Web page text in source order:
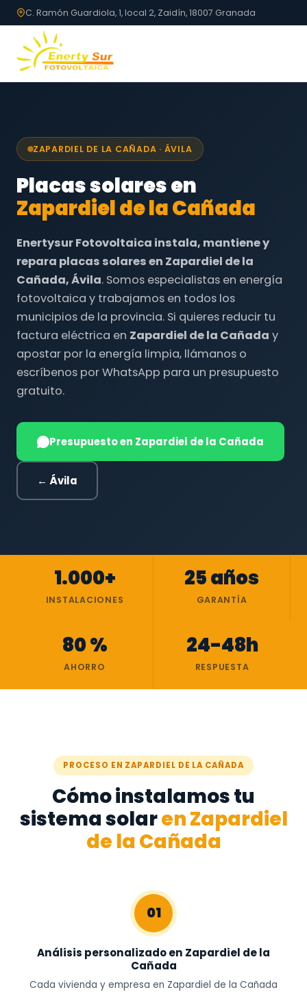
C. Ramón Guardiola, 1, local 2, Zaidín, 18007 Granada
ZAPARDIEL DE LA CAÑADA · ÁVILA
Placas solares en
Zapardiel de la Cañada
Enertysur Fotovoltaica instala, mantiene y
repara placas solares en Zapardiel de la
Cañada, Ávila. Somos especialistas en energía
fotovoltaica y trabajamos en todos los
municipios de la provincia. Si quieres reducir tu
factura eléctrica en Zapardiel de la Cañada y
apostar por la energía limpia, llámanos o
escríbenos por WhatsApp para un presupuesto
gratuito.
Presupuesto en Zapardiel de la Cañada
← Ávila
1.000+
INSTALACIONES
25 años
GARANTÍA
80 %
AHORRO
24-48h
RESPUESTA
PROCESO EN ZAPARDIEL DE LA CAÑADA
Cómo instalamos tu
sistema solaren Zapardiel
de la Cañada
01
Análisis personalizado en Zapardiel de la
Cañada
Cada vivienda y empresa en Zapardiel de la Cañada